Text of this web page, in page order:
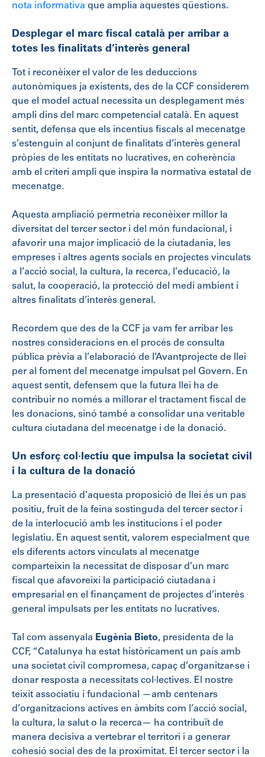
nota informativa que amplia aquestes qüestions.
Desplegar el marc fiscal català per arribar a
totes les finalitats d’interès general
Tot i reconèixer el valor de les deduccions
autonòmiques ja existents, des de la CCF considerem
que el model actual necessita un desplegament més
ampli dins del marc competencial català. En aquest
sentit, defensa que els incentius fiscals al mecenatge
s’estenguin al conjunt de finalitats d’interès general
pròpies de les entitats no lucratives, en coherència
amb el criteri ampli que inspira la normativa estatal de
mecenatge.
Aquesta ampliació permetria reconèixer millor la
diversitat del tercer sector i del món fundacional, i
afavorir una major implicació de la ciutadania, les
empreses i altres agents socials en projectes vinculats
a l’acció social, la cultura, la recerca, l’educació, la
salut, la cooperació, la protecció del medi ambient i
altres finalitats d’interès general.
Recordem que des de la CCF ja vam fer arribar les
nostres consideracions en el procés de consulta
pública prèvia a l’elaboració de l’Avantprojecte de llei
per al foment del mecenatge impulsat pel Govern. En
aquest sentit, defensem que la futura llei ha de
contribuir no només a millorar el tractament fiscal de
les donacions, sinó també a consolidar una veritable
cultura ciutadana del mecenatge i de la donació.
Un esforç col·lectiu que impulsa la societat civil
i la cultura de la donació
La presentació d’aquesta proposició de llei és un pas
positiu, fruit de la feina sostinguda del tercer sector i
de la interlocució amb les institucions i el poder
legislatiu. En aquest sentit, valorem especialment que
els diferents actors vinculats al mecenatge
comparteixin la necessitat de disposar d’un marc
fiscal que afavoreixi la participació ciutadana i
empresarial en el finançament de projectes d’interès
general impulsats per les entitats no lucratives.
Tal com assenyala Eugènia Bieto, presidenta de la
CCF, “Catalunya ha estat històricament un país amb
una societat civil compromesa, capaç d’organitzar-se i
donar resposta a necessitats col·lectives. El nostre
teixit associatiu i fundacional —amb centenars
d’organitzacions actives en àmbits com l’acció social,
la cultura, la salut o la recerca— ha contribuït de
manera decisiva a vertebrar el territori i a generar
cohesió social des de la proximitat. El tercer sector i la